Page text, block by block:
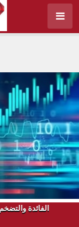
الفائدة